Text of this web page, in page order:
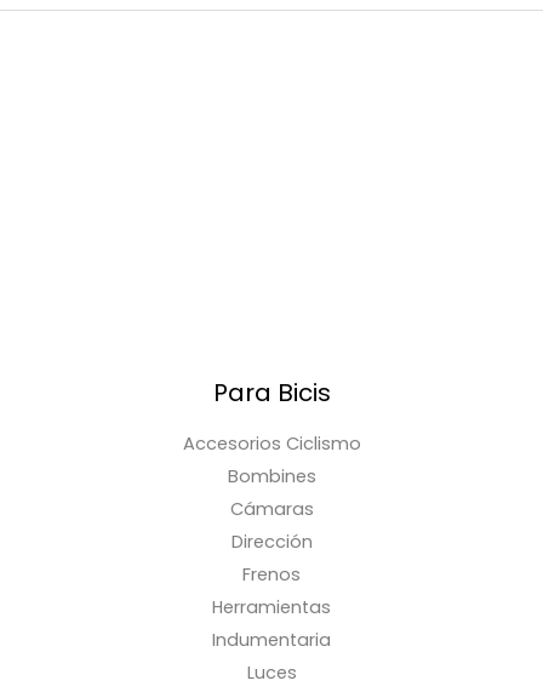
Para Bicis
Accesorios Ciclismo
Bombines
Cámaras
Dirección
Frenos
Herramientas
Indumentaria
Luces